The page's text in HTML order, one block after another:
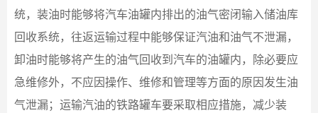
统，装油时能够将汽车油罐内排出的油气密闭输入储油库
回收系统，往返运输过程中能够保证汽油和油气不泄漏，
卸油时能够将产生的油气回收到汽车的油罐内，除必要应
急维修外，不应因操作、维修和管理等方面的原因发生油
气泄漏；运输汽油的铁路罐车要采取相应措施，减少装